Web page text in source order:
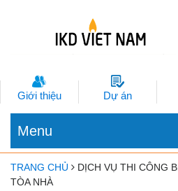
Giới thiệu Dự án
Menu
TRANG CHỦ
DỊCH VỤ THI CÔNG
TÒA NHÀ